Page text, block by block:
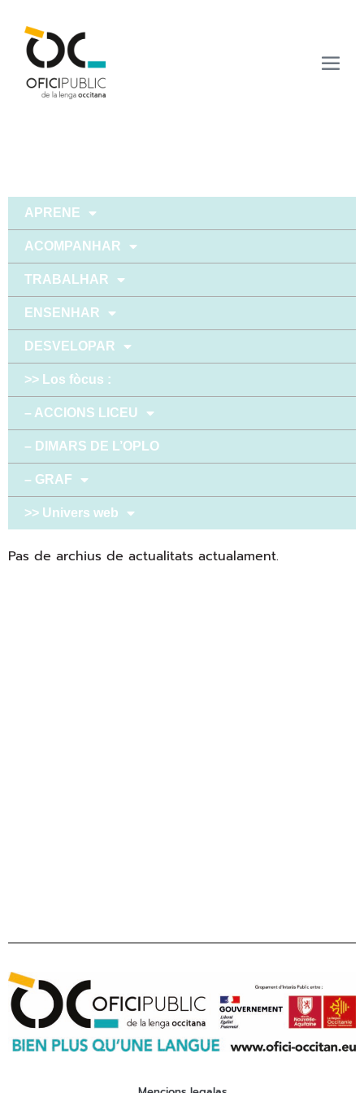
APRENE
ACOMPANHAR
TRABALHAR
ENSENHAR
DESVELOPAR
>> Los fòcus :
– ACCIONS LICEU
– DIMARS DE L’OPLO
– GRAF
>> Univers web
Pas de archius de actualitats actualament.